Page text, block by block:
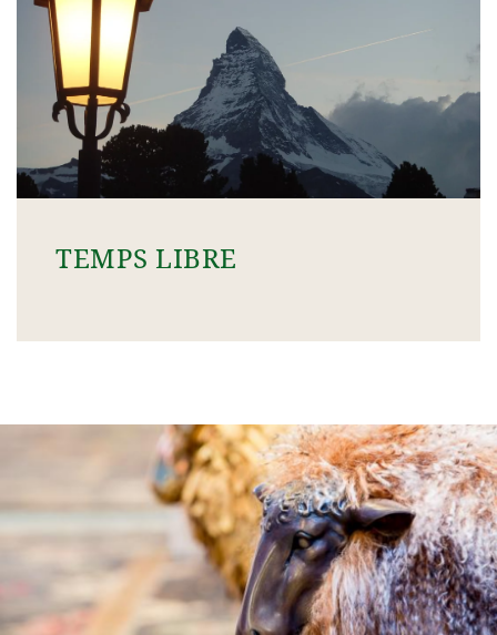
TEMPS LIBRE